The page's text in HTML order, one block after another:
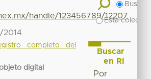
handle/123456789/12207
2014
completo del
digital
Buscar
Esta
Buscar
en RI
Por